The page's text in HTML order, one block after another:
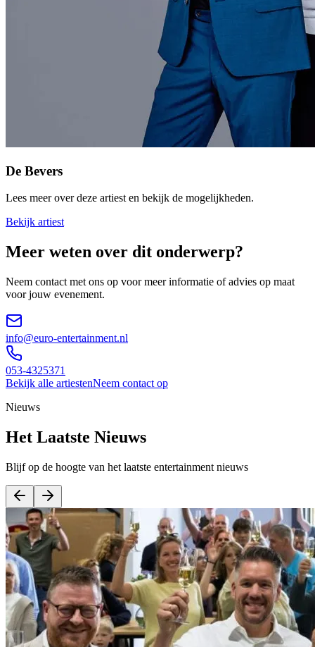
De Bevers
Lees meer over deze artiest en bekijk de mogelijkheden.
Bekijk artiest
Meer weten over dit onderwerp?
Neem contact met ons op voor meer informatie of advies op maat
voor jouw evenement.
info@euro-entertainment.nl
053-4325371
Bekijk alle artiestenNeem contact op
Nieuws
Het Laatste Nieuws
Blijf op de hoogte van het laatste entertainment nieuws